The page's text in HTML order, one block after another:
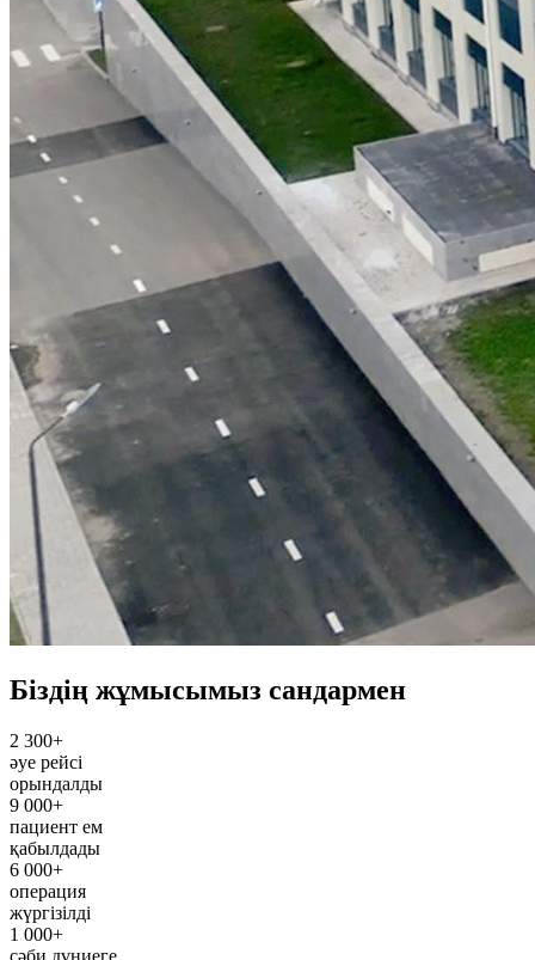
Біздің жұмысымыз сандармен
2 300+
әуе рейсі
орындалды
9 000+
пациент ем
қабылдады
6 000+
операция
жүргізілді
1 000+
сәби дүниеге